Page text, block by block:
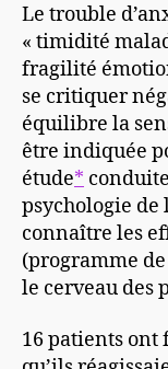
Le trouble
« timidité
fragilité
se critiquer
équilibre la
être indiquée
étude*
psychologie de
connaître les
(programme
le cerveau des
16 patients